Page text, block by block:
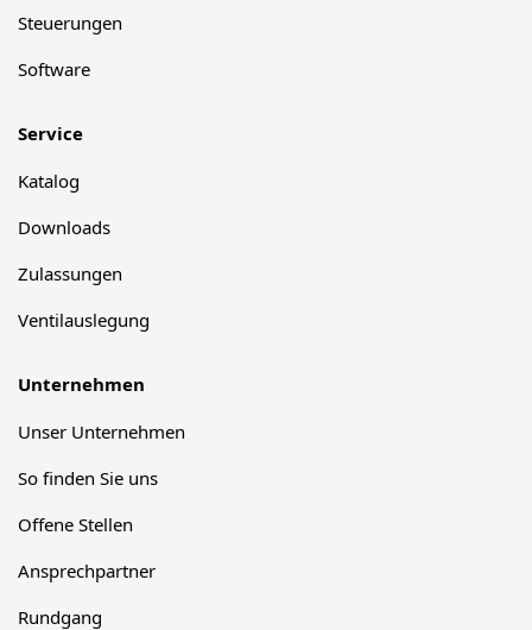
Steuerungen
Software
Service
Katalog
Downloads
Zulassungen
Ventilauslegung
Unternehmen
Unser Unternehmen
So finden Sie uns
Offene Stellen
Ansprechpartner
Rundgang